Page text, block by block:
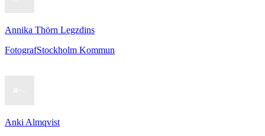
Annika Thörn Legzdins
FotografStockholm Kommun
Anki Almqvist